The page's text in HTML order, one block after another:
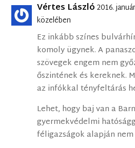
Vértes László 2016.
közelében
Ez inkább színes
komoly ügynek. A
szövegek engem nem
őszintének és kereknek.
az infókkal tényfeltárás
Lehet, hogy baj van a
gyermekvédelmi
féligazságok alapján